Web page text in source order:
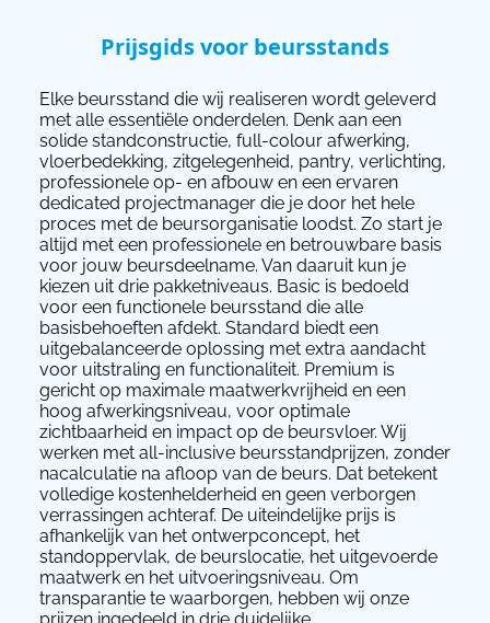
Prijsgids voor beursstands
Elke beursstand die wij realiseren wordt geleverd
met alle essentiële onderdelen. Denk aan een
solide standconstructie, full-colour afwerking,
vloerbedekking, zitgelegenheid, pantry, verlichting,
professionele op- en afbouw en een ervaren
dedicated projectmanager die je door het hele
proces met de beursorganisatie loodst. Zo start je
altijd met een professionele en betrouwbare basis
voor jouw beursdeelname. Van daaruit kun je
kiezen uit drie pakketniveaus. Basic is bedoeld
voor een functionele beursstand die alle
basisbehoeften afdekt. Standard biedt een
uitgebalanceerde oplossing met extra aandacht
voor uitstraling en functionaliteit. Premium is
gericht op maximale maatwerkvrijheid en een
hoog afwerkingsniveau, voor optimale
zichtbaarheid en impact op de beursvloer. Wij
werken met all-inclusive beursstandprijzen, zonder
nacalculatie na afloop van de beurs. Dat betekent
volledige kostenhelderheid en geen verborgen
verrassingen achteraf. De uiteindelijke prijs is
afhankelijk van het ontwerpconcept, het
standoppervlak, de beurslocatie, het uitgevoerde
maatwerk en het uitvoeringsniveau. Om
transparantie te waarborgen, hebben wij onze